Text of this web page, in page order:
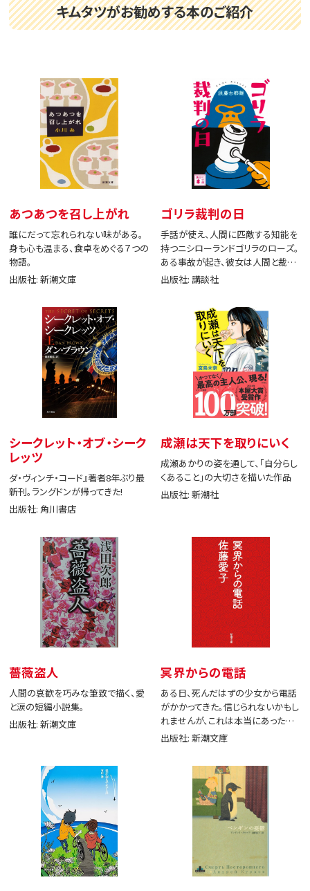
キムタツがお勧めする本のご紹介
あつあつを召し上がれ
誰にだって忘れられない味がある。
身も心も温まる、食卓をめぐる７つの
物語。
出版社: 新潮文庫
ゴリラ裁判の日
手話が使え、人間に匹敵する知能を
持つニシローランドゴリラのローズ。
ある事故が起き、彼女は人間と裁判
で闘う。
出版社: 講談社
シークレット・オブ・シーク
レッツ
ダ・ヴィンチ・コード』著者8年ぶり最
新刊。ラングドンが帰ってきた!
出版社: 角川書店
成瀬は天下を取りにいく
成瀬あかりの姿を通して、「自分らし
くあること」の大切さを描いた作品
出版社: 新潮社
薔薇盗人
人間の哀歓を巧みな筆致で描く、愛
と涙の短編小説集。
出版社: 新潮文庫
冥界からの電話
ある日、死んだはずの少女から電話
がかかってきた。信じられないかもし
れませんが、これは本当にあった出
来事です。
出版社: 新潮文庫